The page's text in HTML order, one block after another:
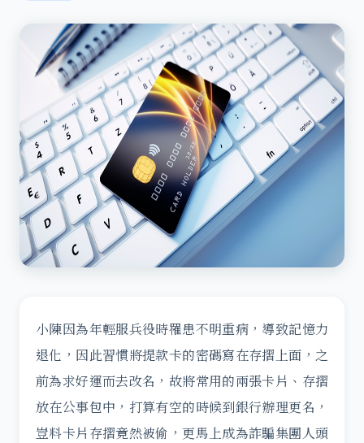
小陳因為年輕服兵役時罹患不明重病，導致記憶力
退化，因此習慣將提款卡的密碼寫在存摺上面，之
前為求好運而去改名，故將常用的兩張卡片、存摺
放在公事包中，打算有空的時候到銀行辦理更名，
豈料卡片存摺竟然被偷，更馬上成為詐騙集團人頭